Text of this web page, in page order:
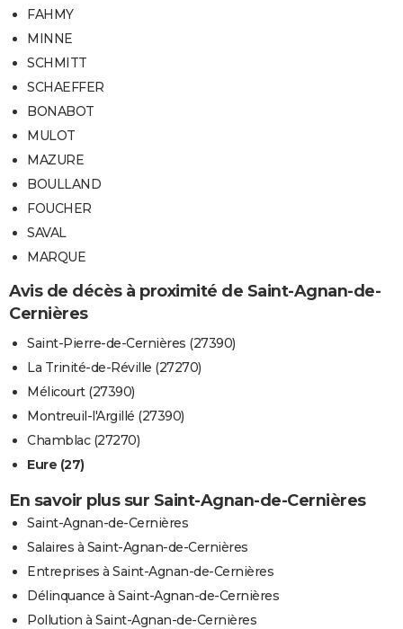
FAHMY
MINNE
SCHMITT
SCHAEFFER
BONABOT
MULOT
MAZURE
BOULLAND
FOUCHER
SAVAL
MARQUE
Avis de décès à proximité de Saint-Agnan-de-
Cernières
Saint-Pierre-de-Cernières (27390)
La Trinité-de-Réville (27270)
Mélicourt (27390)
Montreuil-l'Argillé (27390)
Chamblac (27270)
Eure (27)
En savoir plus sur Saint-Agnan-de-Cernières
Saint-Agnan-de-Cernières
Salaires à Saint-Agnan-de-Cernières
Entreprises à Saint-Agnan-de-Cernières
Délinquance à Saint-Agnan-de-Cernières
Pollution à Saint-Agnan-de-Cernières